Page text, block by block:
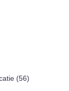
(56)